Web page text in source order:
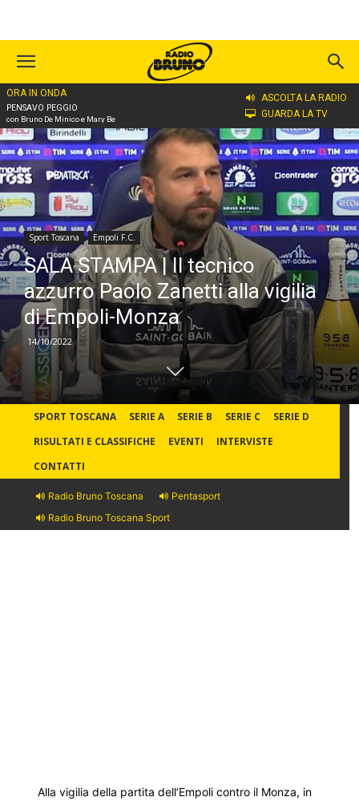
ORA IN ONDA
PENSAVO PEGGIO
con Bruno De Minico e Mary Be
ASCOLTA LA RADIO
GUARDA LA TV
Home
Sport Toscana Empoli F.C.
SALA STAMPA | Il tecnico
azzurro Paolo Zanetti alla vigilia
di Empoli-Monza
14/10/2022
SPORT TOSCANA SERIE A SERIE B SERIE C
SERIE D
RISULTATI E CLASSIFICHE
EVENTI
INTERVISTE
CONTATTI
Radio Bruno Toscana
Pentasport
Radio Bruno Toscana Sport
Alla vigilia della partita dell’Empoli contro il Monza, in